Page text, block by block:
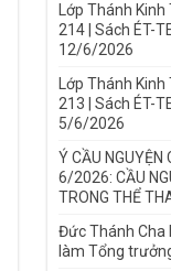
Lớp Thánh
214 | Sách ÉT-
12/6/2026
Lớp Thánh
213 | Sách ÉT-
5/6/2026
Ý CẦU
6/2026: CẦU
TRONG THỂ
Đức Thánh Cha
làm Tổng